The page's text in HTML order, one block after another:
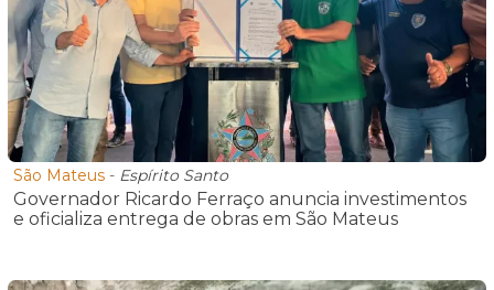
São Mateus - Espírito Santo
Governador Ricardo Ferraço anuncia investimentos
e oficializa entrega de obras em São Mateus